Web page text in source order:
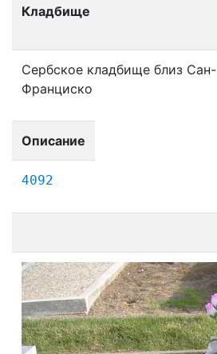
Кладбище
Сербское кладбище близ Сан-
Франциско
Описание
4092